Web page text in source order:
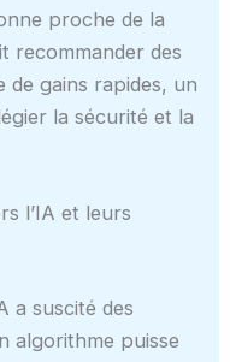
proche de la
recommander des
de gains rapides, un
la sécurité et la
l’IA et leurs
a suscité des
algorithme puisse